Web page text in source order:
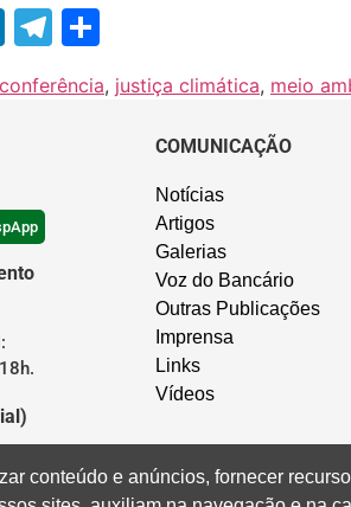
LinkedIn
Telegram
conferência, justiça climática, meio
RS
COMUNICAÇÃO
Notícias
Artigos
Galerias
Voz do Bancário
Outras Publicações
Imprensa
Links
Vídeos
conteúdo e anúncios, fornecer